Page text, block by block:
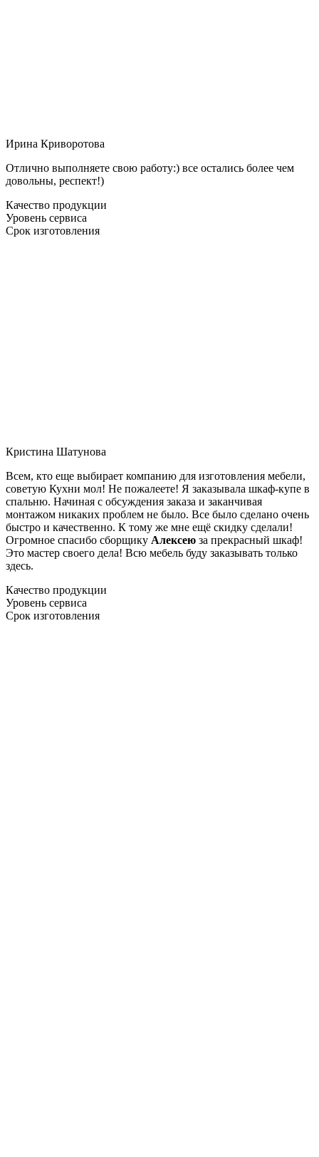
Ирина Криворотова
Отлично выполняете свою работу:) все остались более чем
довольны, респект!)
Качество продукции
Уровень сервиса
Срок изготовления
Кристина Шатунова
Всем, кто еще выбирает компанию для изготовления мебели,
советую Кухни мол! Не пожалеете! Я заказывала шкаф-купе в
спальню. Начиная с обсуждения заказа и заканчивая
монтажом никаких проблем не было. Все было сделано очень
быстро и качественно. К тому же мне ещё скидку сделали!
Огромное спасибо сборщику Алексею за прекрасный шкаф!
Это мастер своего дела! Всю мебель буду заказывать только
здесь.
Качество продукции
Уровень сервиса
Срок изготовления